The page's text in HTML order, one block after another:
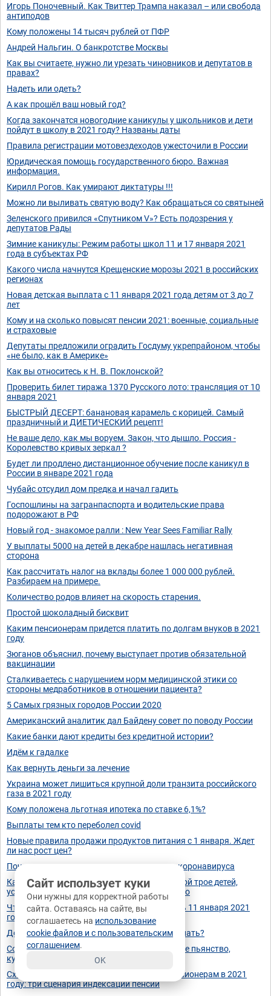
Игорь Поночевный. Как Твиттер Трампа наказал – или свобода
антиподов
Кому положены 14 тысяч рублей от ПФР
Андрей Нальгин. О банкротстве Москвы
Как вы считаете, нужно ли урезать чиновников и депутатов в
правах?
Надеть или одеть?
А как прошёл ваш новый год?
Когда закончатся новогодние каникулы у школьников и дети
пойдут в школу в 2021 году? Названы даты
Правила регистрации мотовездеходов ужесточили в России
Юридическая помощь государственного бюро. Важная
информация.
Кирилл Рогов. Как умирают диктатуры !!!
Можно ли выливать святую воду? Как обращаться со святыней
Зеленского привился «Спутником V»? Есть подозрения у
депутатов Рады
Зимние каникулы: Режим работы школ 11 и 17 января 2021
года в субъектах РФ
Какого числа начнутся Крещенские морозы 2021 в российских
регионах
Новая детская выплата с 11 января 2021 года детям от 3 до 7
лет
Кому и на сколько повысят пенсии 2021: военные, социальные
и страховые
Депутаты предложили оградить Госдуму укрепрайоном, чтобы
«не было, как в Америке»
Как вы относитесь к Н. В. Поклонской?
Проверить билет тиража 1370 Русского лото: трансляция от 10
января 2021
БЫСТРЫЙ ДЕСЕРТ: банановая карамель с корицей. Самый
праздничный и ДИЕТИЧЕСКИЙ рецепт!
Не ваше дело, как мы воруем. Закон, что дышло. Россия -
Королевство кривых зеркал ?
Будет ли продлено дистанционное обучение после каникул в
России в январе 2021 года
Чубайс отсудил дом предка и начал гадить
Госпошлины на загранпаспорта и водительские права
подорожают в РФ
Новый год - знакомое ралли : New Year Sees Familiar Rally
У выплаты 5000 на детей в декабре нашлась негативная
сторона
Как рассчитать налог на вклады более 1 000 000 рублей.
Разбираем на примере.
Количество родов влияет на скорость старения.
Простой шоколадный бисквит
Каким пенсионерам придется платить по долгам внуков в 2021
году
Зюганов объяснил, почему выступает против обязательной
вакцинации
Сталкиваетесь с нарушением норм медицинской этики со
стороны медработников в отношении пациента?
5 Самых грязных городов России 2020
Американский аналитик дал Байдену совет по поводу России
Какие банки дают кредиты без кредитной истории?
Идём к гадалке
Как вернуть деньги за лечение
Украина может лишиться крупной доли транзита российского
газа в 2021 году
Кому положена льготная ипотека по ставке 6,1%?
Выплаты тем кто переболел covid
Новые правила продажи продуктов питания с 1 января. Ждет
ли нас рост цен?
Почему люди умирают от вакцины против коронавируса
Как вы считаете, нужно ли женщине у которой трое детей,
устраиваться на работу? (Если ее супруг рабо
Что можно и нельзя делать в Страшной день 11 января 2021
года
Досрочное погашение кредита: что важно знать?
Советские мультфильмы, пропагандирующие пьянство,
курение, хулиганство и всё, всё, всё !
Схема повышения пенсий работающим пенсионерам в 2021
году: три сценария индексации пенсий
Сайт использует куки
Они нужны для корректной работы
сайта. Оставаясь на сайте, вы
соглашаетесь на использование
cookie файлов и с пользовательским
соглашением.
OK